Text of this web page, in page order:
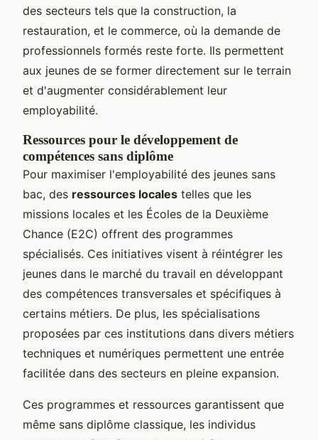
des secteurs tels que la construction, la
restauration, et le commerce, où la demande de
professionnels formés reste forte. Ils permettent
aux jeunes de se former directement sur le terrain
et d'augmenter considérablement leur
employabilité.
Ressources pour le développement de
compétences sans diplôme
Pour maximiser l'employabilité des jeunes sans
bac, des ressources locales telles que les
missions locales et les Écoles de la Deuxième
Chance (E2C) offrent des programmes
spécialisés. Ces initiatives visent à réintégrer les
jeunes dans le marché du travail en développant
des compétences transversales et spécifiques à
certains métiers. De plus, les spécialisations
proposées par ces institutions dans divers métiers
techniques et numériques permettent une entrée
facilitée dans des secteurs en pleine expansion.
Ces programmes et ressources garantissent que
même sans diplôme classique, les individus